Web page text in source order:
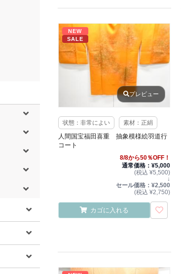
NEW
SALE
プレビュー
状態：非常によい 素材：正絹
人間国宝福田喜重 抽象模様絵羽道行
コート
8/8から50％OFF！
通常価格：¥5,000
(税込 ¥5,500)
↓
セール価格：¥2,500
(税込 ¥2,750)
カゴに入れる